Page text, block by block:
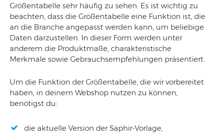
Größentabelle sehr häufig zu sehen. Es ist wichtig zu
beachten, dass die Größentabelle eine Funktion ist, die
an die Branche angepasst werden kann, um beliebige
Daten darzustellen. In dieser Form werden unter
anderem die Produktmaße, charakteristische
Merkmale sowie Gebrauchsempfehlungen präsentiert.
Um die Funktion der Größentabelle, die wir vorbereitet
haben, in deinem Webshop nutzen zu können,
benötigst du:
die aktuelle Version der Saphir-Vorlage,